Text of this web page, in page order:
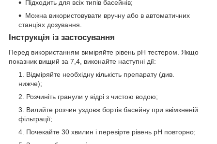
Підходить для всіх типів басейнів;
Можна використовувати вручну або в автоматичних
станціях дозування.
Інструкція із застосування
Перед використанням виміряйте рівень pH тестером. Якщо
показник вищий за 7,4, виконайте наступні дії:
Відміряйте необхідну кількість препарату (див.
нижче);
Розчиніть гранули у відрі з чистою водою;
Вилийте розчин уздовж бортів басейну при ввімкненій
фільтрації;
Почекайте 30 хвилин і перевірте рівень pH повторно;